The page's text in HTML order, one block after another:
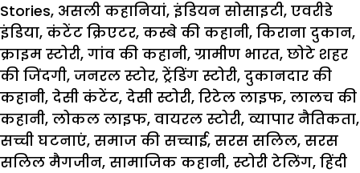
Stories, असली कहानियां, इंडियन सोसाइटी, एवरीडे
इंडिया, कंटेंट क्रिएटर, कस्बे की कहानी, किराना दुकान,
क्राइम स्टोरी, गांव की कहानी, ग्रामीण भारत, छोटे शहर
की जिंदगी, जनरल स्टोर, ट्रेंडिंग स्टोरी, दुकानदार की
कहानी, देसी कंटेंट, देसी स्टोरी, रिटेल लाइफ, लालच की
कहानी, लोकल लाइफ, वायरल स्टोरी, व्यापार नैतिकता,
सच्ची घटनाएं, समाज की सच्चाई, सरस सलिल, सरस
सलिल मैगजीन, सामाजिक कहानी, स्टोरी टेलिंग, हिंदी